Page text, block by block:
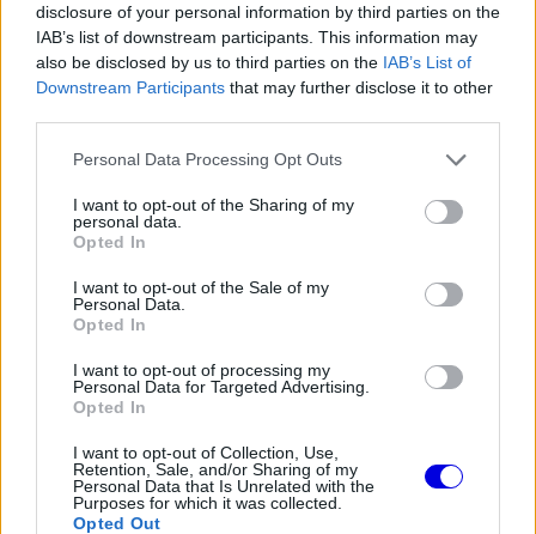
disclosure of your personal information by third parties on the
IAB’s list of downstream participants. This information may
also be disclosed by us to third parties on the IAB’s List of
Downstream Participants that may further disclose it to other
Please note that this website/app uses one or more Google
not limited to your visit or usage behaviour. You may click to
grant or deny consent to Google and its third-party tags to
use your data for below specified purposes in below Google
consent section.
Personal Data Processing Opt Outs
I want to opt-out of the Sharing of my
personal data.
Opted In
I want to opt-out of the Sale of my
Personal Data.
Opted In
I want to opt-out of processing my
Personal Data for Targeted Advertising.
Opted In
I want to opt-out of Collection, Use,
Retention, Sale, and/or Sharing of my
Personal Data that Is Unrelated with the
Purposes for which it was collected.
Opted Out
A Hondával való kapcsolatáról beszélt
Formule1.nl-nekaRed Bullfőtanácsadója,
Helmut Marko, aki felelevenítette, hogyan
vette fel a kapcsolatot a Hondával:
EZEKET IS AJÁNLJUK
Kimi Räikkönen, akinek több
világbajnoki címet kellett volna